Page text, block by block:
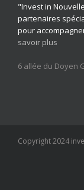
"Invest in
partenaires
pour
savoir plus
6 allée du Doyen
Copyright 2024